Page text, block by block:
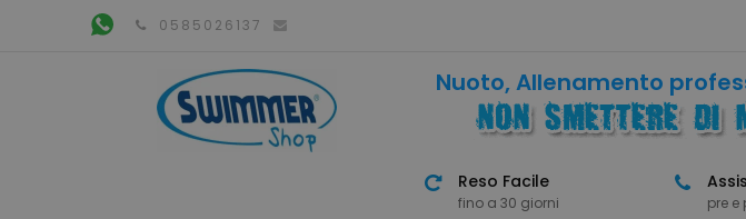
0585026137
Nuoto, Allenamento
Reso Facile
fino a 30 giorni pre e